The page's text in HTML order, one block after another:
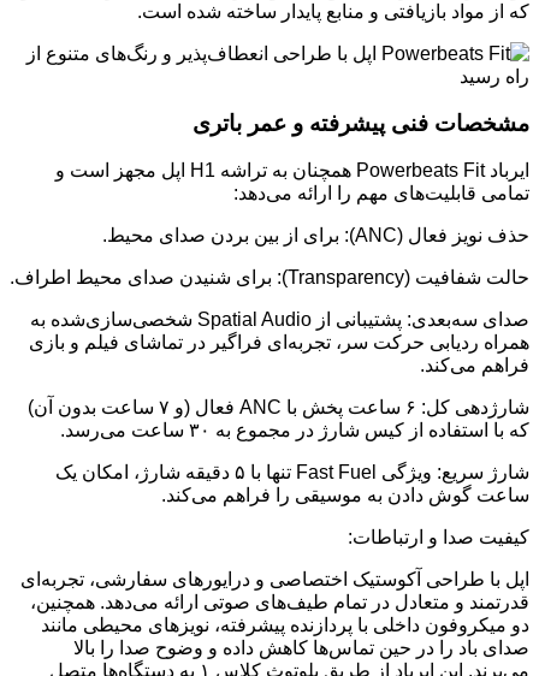
که از مواد بازیافتی و منابع پایدار ساخته شده است.
مشخصات فنی پیشرفته و عمر باتری
ایرباد Powerbeats Fit همچنان به تراشه H1 اپل مجهز است و
تمامی قابلیت‌های مهم را ارائه می‌دهد:
حذف نویز فعال (ANC): برای از بین بردن صدای محیط.
حالت شفافیت (Transparency): برای شنیدن صدای محیط اطراف.
صدای سه‌بعدی: پشتیبانی از Spatial Audio شخصی‌سازی‌شده به
همراه ردیابی حرکت سر، تجربه‌ای فراگیر در تماشای فیلم و بازی
فراهم می‌کند.
شارژدهی کل: ۶ ساعت پخش با ANC فعال (و ۷ ساعت بدون آن)
که با استفاده از کیس شارژ در مجموع به ۳۰ ساعت می‌رسد.
شارژ سریع: ویژگی Fast Fuel تنها با ۵ دقیقه شارژ، امکان یک
ساعت گوش دادن به موسیقی را فراهم می‌کند.
کیفیت صدا و ارتباطات:
اپل با طراحی آکوستیک اختصاصی و درایورهای سفارشی، تجربه‌ای
قدرتمند و متعادل در تمام طیف‌های صوتی ارائه می‌دهد. همچنین،
دو میکروفون داخلی با پردازنده پیشرفته، نویزهای محیطی مانند
صدای باد را در حین تماس‌ها کاهش داده و وضوح صدا را بالا
می‌برند. این ایرباد از طریق بلوتوث کلاس ۱ به دستگاه‌ها متصل